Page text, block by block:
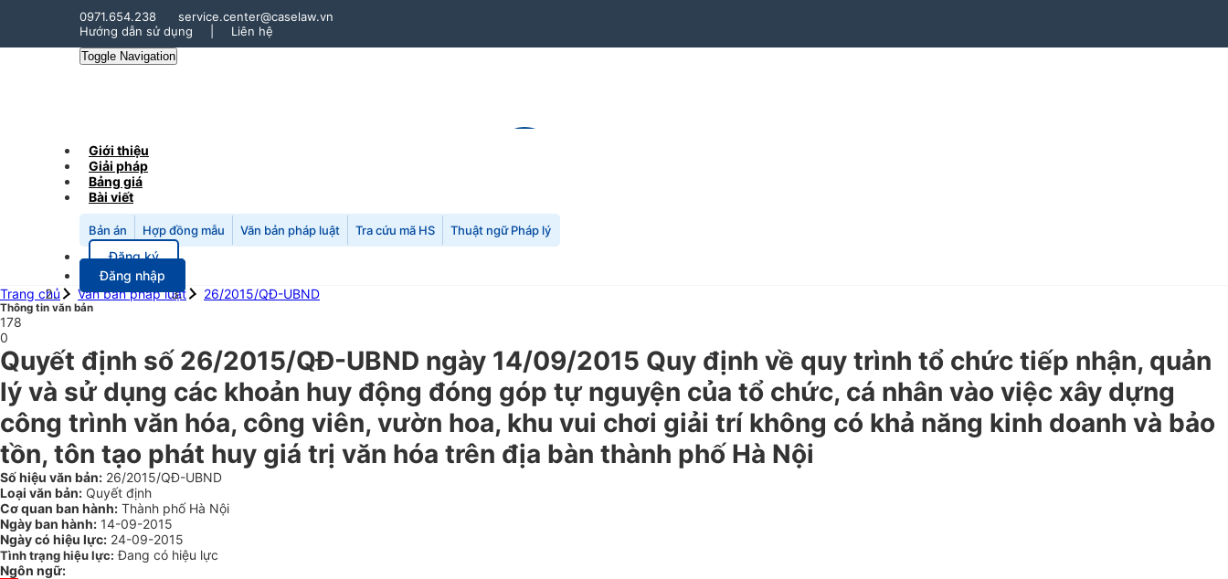
0971.654.238
service.center@caselaw.vn
Hướng dẫn sử dụng
Liên hệ
Toggle Navigation
Giới thiệu
Giải pháp
Bảng giá
Bài viết
Bản án Hợp đồng mẫu Văn bản pháp luật Tra cứu mã HS Thuật ngữ Pháp lý
Đăng ký
Đăng nhập
Trang chủ
Văn bản pháp luật 26/2015/QĐ-UBND
Thông tin văn bản
178
0
Quyết định số 26/2015/QĐ-UBND ngày 14/09/2015 Quy định về quy trình tổ chức tiếp nhận, quản
lý và sử dụng các khoản huy động đóng góp tự nguyện của tổ chức, cá nhân vào việc xây dựng
công trình văn hóa, công viên, vườn hoa, khu vui chơi giải trí không có khả năng kinh doanh và bảo
tồn, tôn tạo phát huy giá trị văn hóa trên địa bàn thành phố Hà Nội
Số hiệu văn bản: 26/2015/QĐ-UBND
Loại văn bản: Quyết định
Cơ quan ban hành: Thành phố Hà Nội
Ngày ban hành: 14-09-2015
Ngày có hiệu lực: 24-09-2015
Tình trạng hiệu lực: Đang có hiệu lực
Ngôn ngữ: